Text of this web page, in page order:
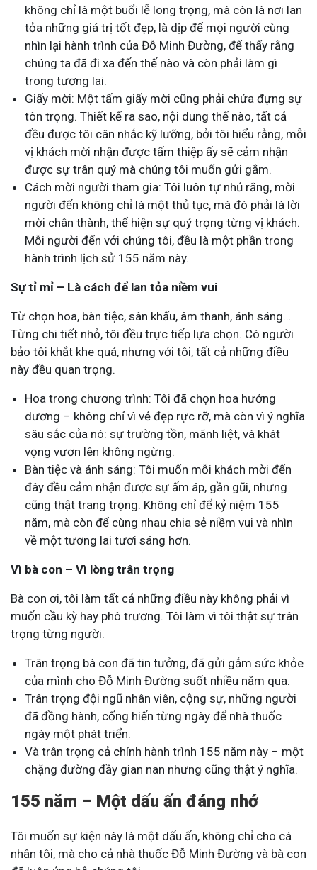
không chỉ là một buổi lễ long trọng, mà còn là nơi lan
tỏa những giá trị tốt đẹp, là dịp để mọi người cùng
nhìn lại hành trình của Đỗ Minh Đường, để thấy rằng
chúng ta đã đi xa đến thế nào và còn phải làm gì
trong tương lai.
Giấy mời: Một tấm giấy mời cũng phải chứa đựng sự
tôn trọng. Thiết kế ra sao, nội dung thế nào, tất cả
đều được tôi cân nhắc kỹ lưỡng, bởi tôi hiểu rằng, mỗi
vị khách mời nhận được tấm thiệp ấy sẽ cảm nhận
được sự trân quý mà chúng tôi muốn gửi gắm.
Cách mời người tham gia: Tôi luôn tự nhủ rằng, mời
người đến không chỉ là một thủ tục, mà đó phải là lời
mời chân thành, thể hiện sự quý trọng từng vị khách.
Mỗi người đến với chúng tôi, đều là một phần trong
hành trình lịch sử 155 năm này.
Sự tỉ mỉ – Là cách để lan tỏa niềm vui
Từ chọn hoa, bàn tiệc, sân khấu, âm thanh, ánh sáng…
Từng chi tiết nhỏ, tôi đều trực tiếp lựa chọn. Có người
bảo tôi khắt khe quá, nhưng với tôi, tất cả những điều
này đều quan trọng.
Hoa trong chương trình: Tôi đã chọn hoa hướng
dương – không chỉ vì vẻ đẹp rực rỡ, mà còn vì ý nghĩa
sâu sắc của nó: sự trường tồn, mãnh liệt, và khát
vọng vươn lên không ngừng.
Bàn tiệc và ánh sáng: Tôi muốn mỗi khách mời đến
đây đều cảm nhận được sự ấm áp, gần gũi, nhưng
cũng thật trang trọng. Không chỉ để kỷ niệm 155
năm, mà còn để cùng nhau chia sẻ niềm vui và nhìn
về một tương lai tươi sáng hơn.
Vì bà con – Vì lòng trân trọng
Bà con ơi, tôi làm tất cả những điều này không phải vì
muốn cầu kỳ hay phô trương. Tôi làm vì tôi thật sự trân
trọng từng người.
Trân trọng bà con đã tin tưởng, đã gửi gắm sức khỏe
của mình cho Đỗ Minh Đường suốt nhiều năm qua.
Trân trọng đội ngũ nhân viên, cộng sự, những người
đã đồng hành, cống hiến từng ngày để nhà thuốc
ngày một phát triển.
Và trân trọng cả chính hành trình 155 năm này – một
chặng đường đầy gian nan nhưng cũng thật ý nghĩa.
155 năm – Một dấu ấn đáng nhớ
Tôi muốn sự kiện này là một dấu ấn, không chỉ cho cá
nhân tôi, mà cho cả nhà thuốc Đỗ Minh Đường và bà con